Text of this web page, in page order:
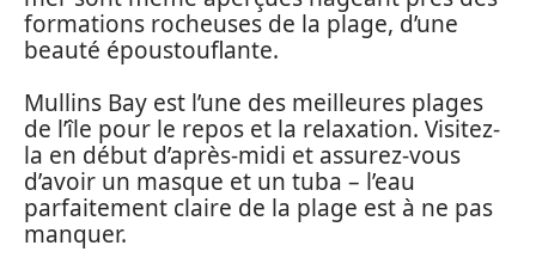
formations rocheuses de la plage, d’une
beauté époustouflante.
Mullins Bay est l’une des meilleures plages
de l’île pour le repos et la relaxation. Visitez-
la en début d’après-midi et assurez-vous
d’avoir un masque et un tuba – l’eau
parfaitement claire de la plage est à ne pas
manquer.